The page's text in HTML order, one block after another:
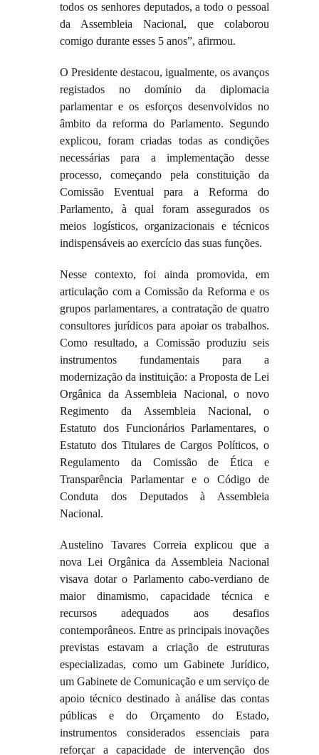
todos os senhores deputados, a todo o pessoal
da Assembleia Nacional, que colaborou
comigo durante esses 5 anos”, afirmou.
O Presidente destacou, igualmente, os avanços
registados no domínio da diplomacia
parlamentar e os esforços desenvolvidos no
âmbito da reforma do Parlamento. Segundo
explicou, foram criadas todas as condições
necessárias para a implementação desse
processo, começando pela constituição da
Comissão Eventual para a Reforma do
Parlamento, à qual foram assegurados os
meios logísticos, organizacionais e técnicos
indispensáveis ao exercício das suas funções.
Nesse contexto, foi ainda promovida, em
articulação com a Comissão da Reforma e os
grupos parlamentares, a contratação de quatro
consultores jurídicos para apoiar os trabalhos.
Como resultado, a Comissão produziu seis
instrumentos fundamentais para a
modernização da instituição: a Proposta de Lei
Orgânica da Assembleia Nacional, o novo
Regimento da Assembleia Nacional, o
Estatuto dos Funcionários Parlamentares, o
Estatuto dos Titulares de Cargos Políticos, o
Regulamento da Comissão de Ética e
Transparência Parlamentar e o Código de
Conduta dos Deputados à Assembleia
Nacional.
Austelino Tavares Correia explicou que a
nova Lei Orgânica da Assembleia Nacional
visava dotar o Parlamento cabo-verdiano de
maior dinamismo, capacidade técnica e
recursos adequados aos desafios
contemporâneos. Entre as principais inovações
previstas estavam a criação de estruturas
especializadas, como um Gabinete Jurídico,
um Gabinete de Comunicação e um serviço de
apoio técnico destinado à análise das contas
públicas e do Orçamento do Estado,
instrumentos considerados essenciais para
reforçar a capacidade de intervenção dos